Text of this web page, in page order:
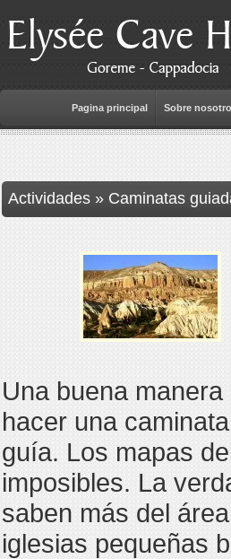
Pagina principal Sobre
Actividades » Caminatas
Una buena
hacer una
guía. Los mapas
imposibles. La
saben más del
iglesias pequeñas